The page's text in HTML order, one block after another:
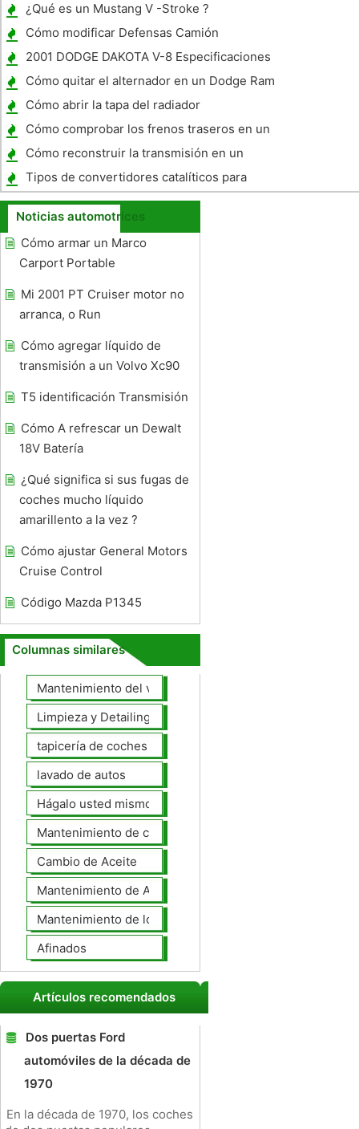
superficial o profunda Pan
¿Qué es un Mustang V -Stroke ?
Cómo modificar Defensas Camión
2001 DODGE DAKOTA V-8 Especificaciones
Cómo quitar el alternador en un Dodge Ram
2500
Cómo abrir la tapa del radiador
Cómo comprobar los frenos traseros en un
dos ruedas traseras de Dodge 3500
Cómo reconstruir la transmisión en un
caballo Rueda Toro
Tipos de convertidores catalíticos para
Scrap
Noticias automotrices
Cómo armar un Marco
Carport Portable
Mi 2001 PT Cruiser motor no
arranca, o Run
Cómo agregar líquido de
transmisión a un Volvo Xc90
T5 identificación Transmisión
Cómo A refrescar un Dewalt
18V Batería
¿Qué significa si sus fugas de
coches mucho líquido
amarillento a la vez ?
Cómo ajustar General Motors
Cruise Control
Código Mazda P1345
Columnas similares
Mantenimiento del vehículo
Limpieza y Detailing
tapicería de coches
lavado de autos
Hágalo usted mismo Mantenimiento de Automotores
Mantenimiento de coches General
Cambio de Aceite
Mantenimiento de Automotores Profesional
Mantenimiento de los neumáticos
Afinados
Artículos recomendados
Dos puertas Ford
automóviles de la década de
1970
En la década de 1970, los coches